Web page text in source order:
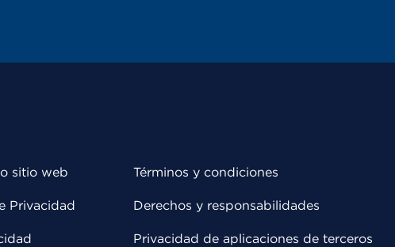
sitio web
Privacidad
Términos y condiciones
Derechos y responsabilidades
Privacidad de aplicaciones de terceros